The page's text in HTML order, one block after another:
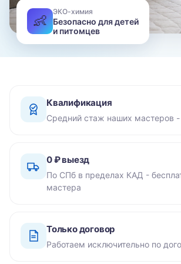
👶
ЭКО-химия
Безопасно для детей
и питомцев
Квалификация
Средний стаж наших мастеров -
0 ₽ выезд
По СПб в пределах КАД -
мастера
Только договор
Работаем исключительно по